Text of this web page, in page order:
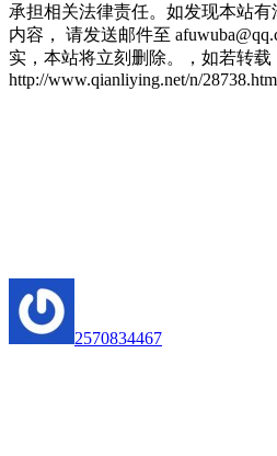
承担相关法律责任。如发现本站
内容， 请发送邮件至
实，本站将立刻删除。，如若转载
http://www.qianliying.net/n/
2570834467